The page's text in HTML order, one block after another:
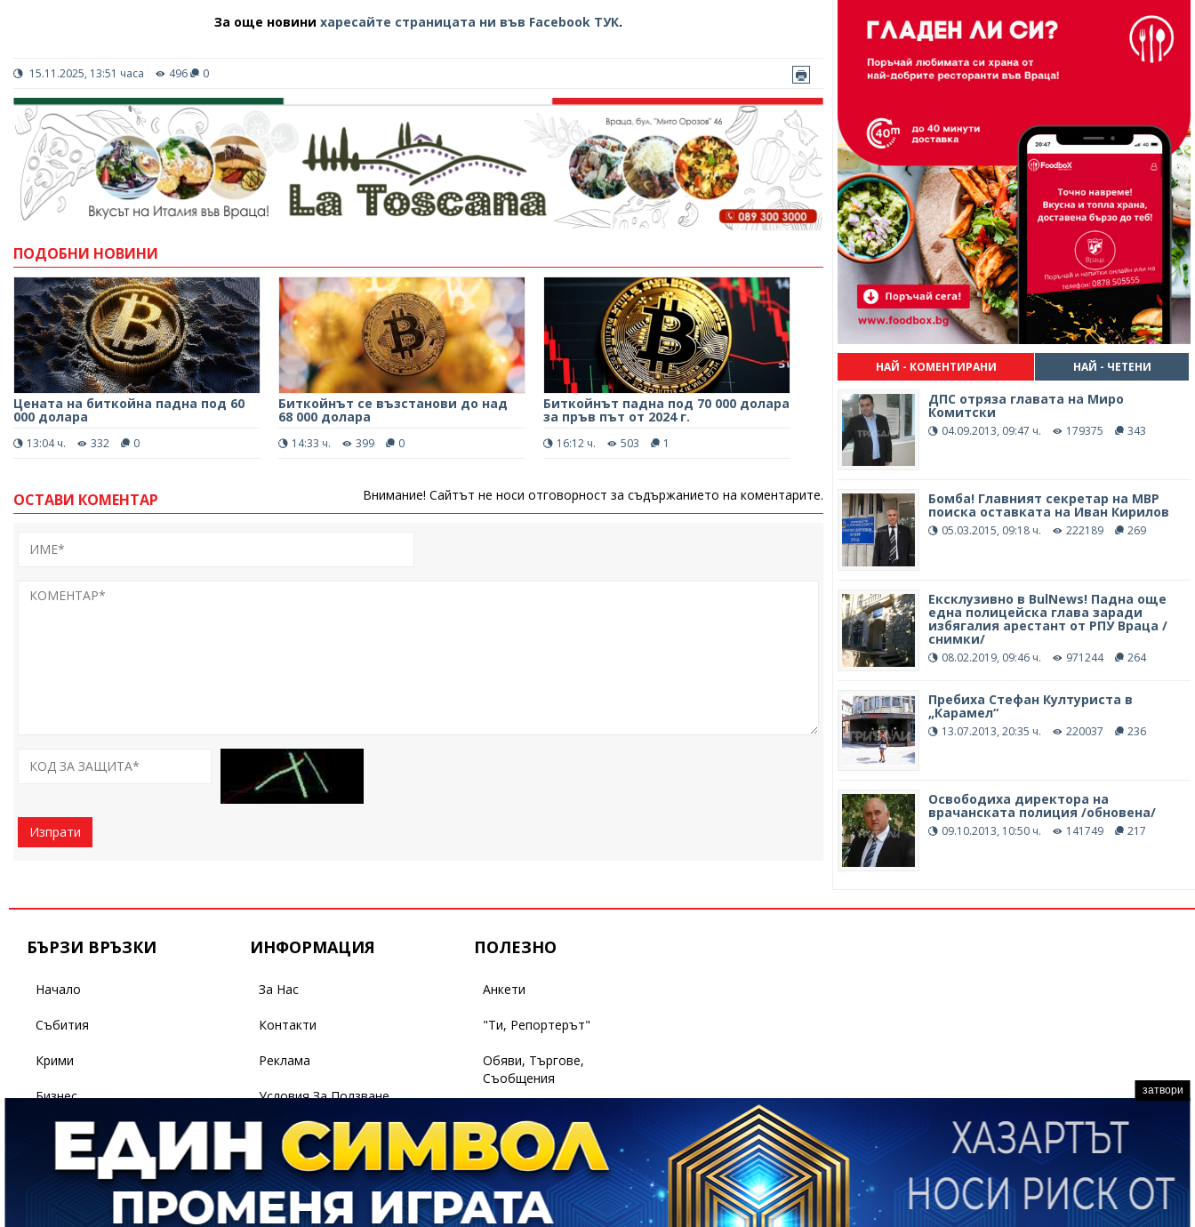
За още новинихаресайте страницата ни във Facebook ТУК.
15.11.2025, 13:51 часа 496 0
ПОДОБНИ НОВИНИ
Цената на биткойна падна под 60
000 долара
13:04 ч. 332 0
Биткойнът се възстанови до над
68 000 долара
14:33 ч. 399 0
Биткойнът падна под 70 000 долара
за пръв път от 2024 г.
16:12 ч. 503 1
ОСТАВИ КОМЕНТАР Внимание! Сайтът не носи отговорност за съдържанието на коментарите.
Изпрати
НАЙ - КОМЕНТИРАНИ НАЙ - ЧЕТЕНИ
ДПС отряза главата на Миро
Комитски
04.09.2013, 09:47 ч. 179375 343
Бомба! Главният секретар на МВР
поиска оставката на Иван Кирилов
05.03.2015, 09:18 ч. 222189 269
Ексклузивно в BulNews! Падна още
една полицейска глава заради
избягалия арестант от РПУ Враца /
снимки/
08.02.2019, 09:46 ч. 971244 264
Пребиха Стефан Културиста в
„Карамел“
13.07.2013, 20:35 ч. 220037 236
Освободиха директора на
врачанската полиция /обновена/
09.10.2013, 10:50 ч. 141749 217
БЪРЗИ ВРЪЗКИ
Начало
Събития
Крими
Бизнес
Политика
Спорт
ИНФОРМАЦИЯ
За Нас
Контакти
Реклама
Условия За Ползване
Поверителност
ПОЛЕЗНО
Анкети
"Ти, Репортерът"
Обяви, Търгове,
Съобщения
затвори